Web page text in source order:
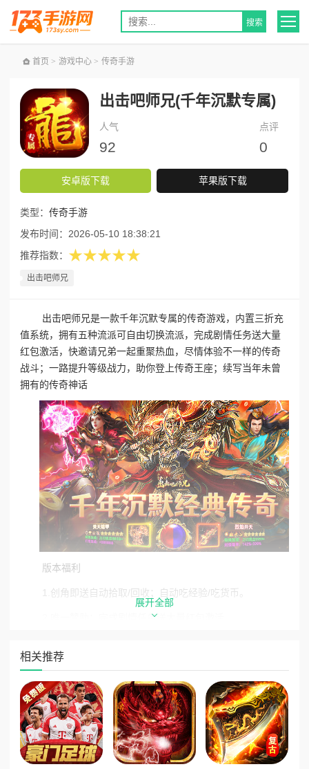
首页 > 游戏中心 > 传奇手游
出击吧师兄(千年沉默专属)
人气
92
点评
0
安卓版下载 苹果版下载
类型： 传奇手游
发布时间： 2026-05-10 18:38:21
推荐指数： ★★★★★
出击吧师兄
出击吧师兄是一款千年沉默专属的传奇游戏，内置三折充
值系统，拥有五种流派可自由切换流派，完成剧情任务送大量
红包激活，快邀请兄弟一起重聚热血，尽情体验不一样的传奇
战斗；一路提升等级战力，助你登上传奇王座；续写当年未曾
拥有的传奇神话
版本福利
1.创角即送自动拾取/回收；自动吃经验/吃货币。
2.唯一赞助：完成剧情任务送大量红包激活
5.七日登录：领取大量红包和材料。
6.天道悬赏：完成任务获取大量红包和钻石。
7.祈愿树：每日免费祈愿可获取最高328元奖励。
展开全部
相关推荐